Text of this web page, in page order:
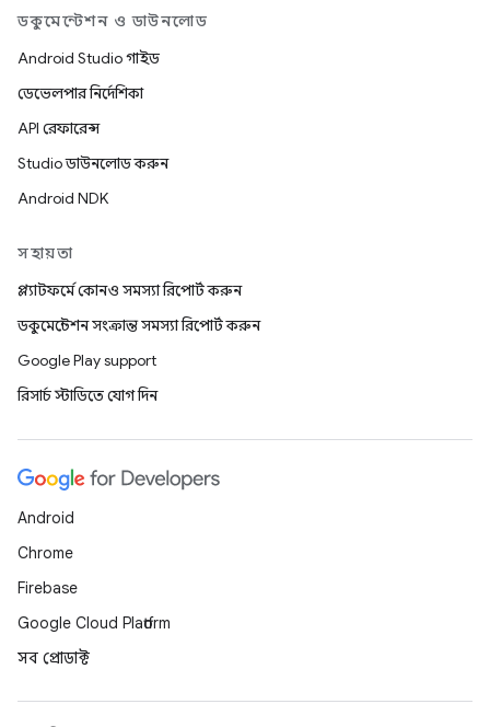
ডকুমেন্টেশন ও ডাউনলোড
Android Studio গাইড
ডেভেলপার নির্দেশিকা
API রেফারেন্স
Studio ডাউনলোড করুন
Android NDK
সহায়তা
প্ল্যাটফর্মে কোনও সমস্যা রিপোর্ট করুন
ডকুমেন্টেশন সংক্রান্ত সমস্যা রিপোর্ট করুন
Google Play support
রিসার্চ স্টাডিতে যোগ দিন
Android
Chrome
Firebase
Google Cloud Platform
সব প্রোডাক্ট